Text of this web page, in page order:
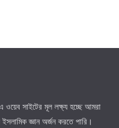
সাইটের মূল লক্ষ্য হচ্ছে আমরা
জ্ঞান অর্জন করতে পারি।